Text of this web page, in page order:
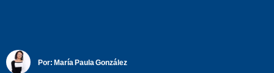
Por: María Paula González